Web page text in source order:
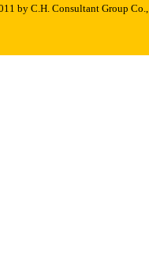
by C.H. Consultant Group